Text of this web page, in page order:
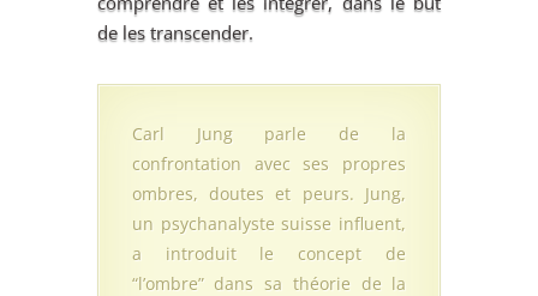
de les transcender.
Carl Jung parle de la
confrontation avec ses propres
ombres, doutes et peurs. Jung,
un psychanalyste suisse influent,
a introduit le concept de
“l’ombre” dans sa théorie de la